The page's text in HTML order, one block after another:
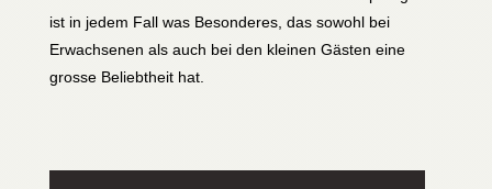
ist in jedem Fall was Besonderes, das sowohl bei
Erwachsenen als auch bei den kleinen Gästen eine
grosse Beliebtheit hat.